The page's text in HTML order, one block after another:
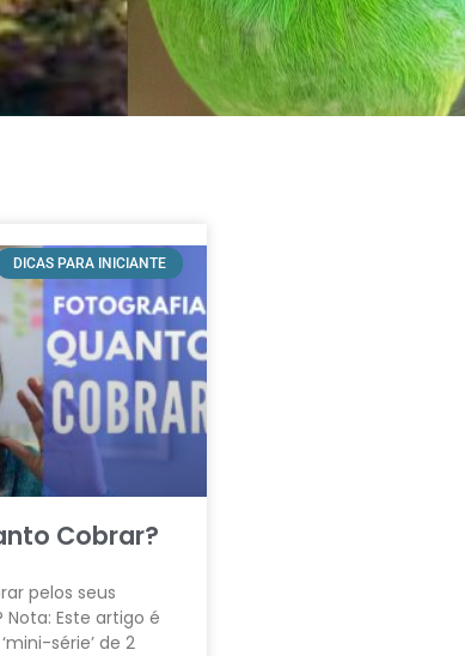
DICAS PARA INICIANTE
Cobrar?
pelos seus
Este artigo é
série’ de 2